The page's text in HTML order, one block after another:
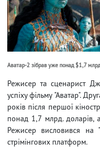
Аватар-2 зібрав уже понад $1,7
Режисер та сценарист
успіху фільму "Аватар".
років після першої
понад 1,7 млрд. доларів,
Режисер висловився на
стрімінгових платформ.